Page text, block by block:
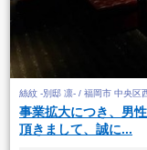
絲紋 -別邸 凛- / 福岡市 中央区
事業拡大につき、男
頂きまして、誠に...